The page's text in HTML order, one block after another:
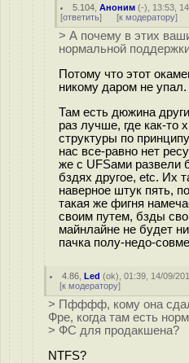
5.104 ,Аноним (-), 13:53,
[ответить] [к модератору]
> А почему в этих
нормальной
Потому что этот
никому даром не упал.
Там есть дюжина
раз лучше, где как-то
структуры по
нас все-равно нет
же с UFSами развели
бздях другое, etc. Их
наверное штук пять,
такая же фигня
своим путем, бзды
майнлайне не будет
пачка полу-недо-
4.86 ,Led (ok), 01:39, 14/09/
[к модератору]
> Пфффф, кому она
Фре, когда там есть
> ФС для продакшена?
NTFS?